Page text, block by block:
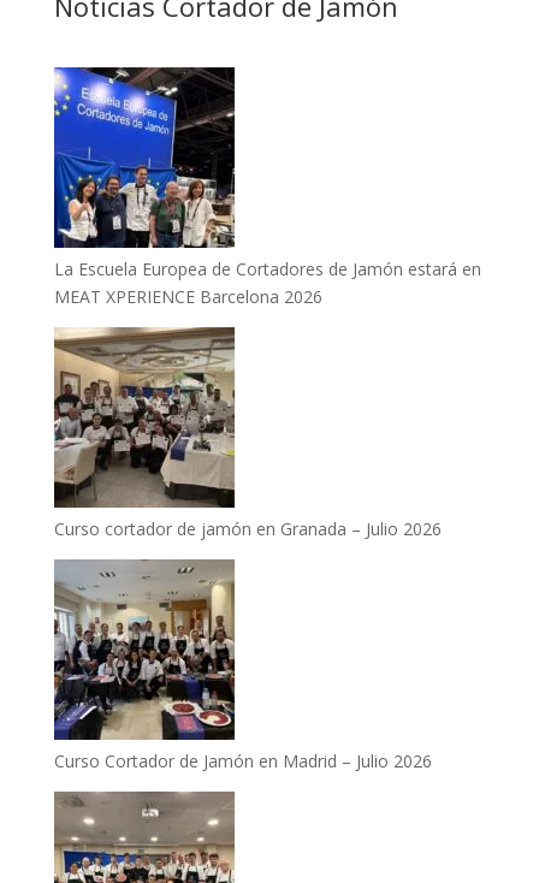
La Escuela Europea de Cortadores de Jamón estará en
MEAT XPERIENCE Barcelona 2026
Curso cortador de jamón en Granada – Julio 2026
Curso Cortador de Jamón en Madrid – Julio 2026